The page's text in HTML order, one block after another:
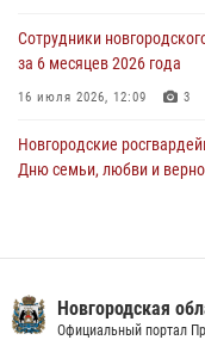
29 июля 2026, 12:54 1
Сотрудники
за 6 месяцев 2026 года
16 июля 2026, 12:09 3
Новгородские
Дню семьи, любви и
04 августа 2026, 09:13 5
Новгородская
Официальный портал